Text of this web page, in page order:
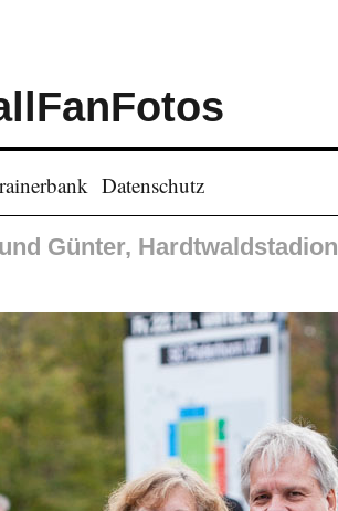
Datenschutz
Günter, Hardtwaldstadion